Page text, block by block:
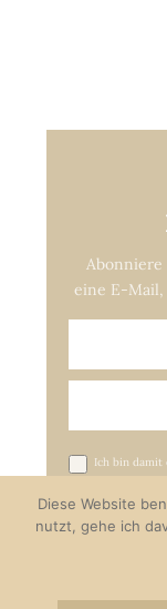
Abonniere
eine E-Mail,
Ich bin damit
Diese Website
nutzt, gehe ich